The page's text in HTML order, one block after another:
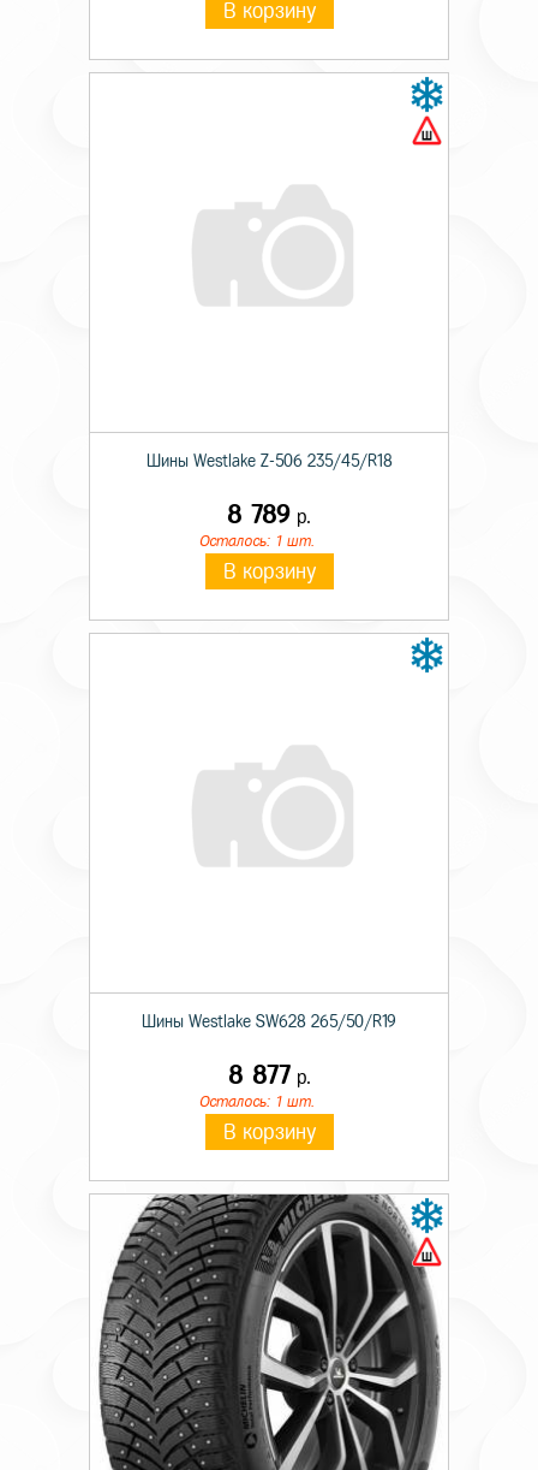
В корзину
Шины Westlake Z-506 235/45/R18
8 789 р.
Осталось: 1 шт.
В корзину
Шины Westlake SW628 265/50/R19
8 877 р.
Осталось: 1 шт.
В корзину